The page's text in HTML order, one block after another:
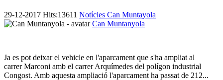
29-12-2017 Hits:13611 Notícies Can Muntayola
Can Muntanyola
Ja es pot deixar el vehicle en l'aparcament que s'ha ampliat al
carrer Marconi amb el carrer Arquímedes del polígon industrial
Congost. Amb aquesta ampliació l'aparcament ha passat de 212...